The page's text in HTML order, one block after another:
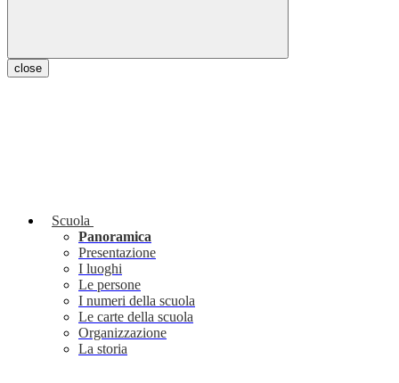
close
Scuola
Panoramica
Presentazione
I luoghi
Le persone
I numeri della scuola
Le carte della scuola
Organizzazione
La storia